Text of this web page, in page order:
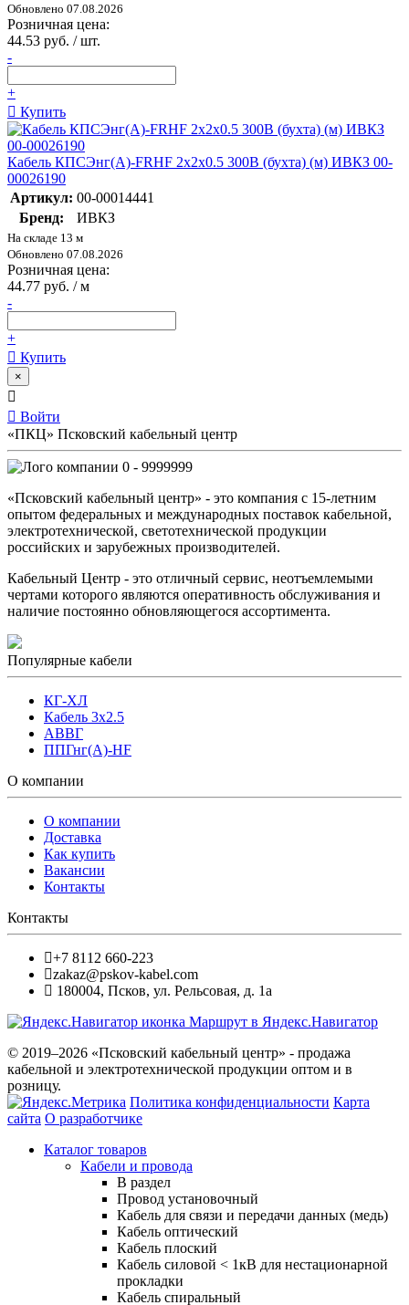
Обновлено 07.08.2026
Розничная цена:
44.53 руб. / шт.
-
+
Купить
Кабель КПСЭнг(А)-FRHF 2х2х0.5 300В (бухта) (м) ИВКЗ 00-
00026190
Артикул: 00-00014441
Бренд:
ИВКЗ
На складе 13 м
Обновлено 07.08.2026
Розничная цена:
44.77 руб. / м
-
+
Купить
×
Войти
«ПКЦ» Псковский кабельный центр
0 - 9999999
«Псковский кабельный центр» - это компания с 15-летним
опытом федеральных и международных поставок кабельной,
электротехнической, светотехнической продукции
российских и зарубежных производителей.
Кабельный Центр - это отличный сервис, неотъемлемыми
чертами которого являются оперативность обслуживания и
наличие постоянно обновляющегося ассортимента.
Популярные кабели
КГ-ХЛ
Кабель 3x2.5
АВВГ
ППГнг(А)-HF
О компании
О компании
Доставка
Как купить
Вакансии
Контакты
Контакты
+7 8112 660-223
zakaz@pskov-kabel.com
180004, Псков, ул. Рельсовая, д. 1а
Маршрут в Яндекс.Навигатор
© 2019–2026 «Псковский кабельный центр» - продажа
кабельной и электротехнической продукции оптом и в
розницу.
Политика конфиденциальности Карта
сайта О разработчике
Каталог товаров
Кабели и провода
В раздел
Провод установочный
Кабель для связи и передачи данных (медь)
Кабель оптический
Кабель плоский
Кабель силовой < 1кВ для нестационарной
прокладки
Кабель спиральный